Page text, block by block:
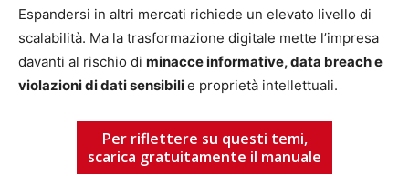
Espandersi in altri mercati richiede un elevato livello di
scalabilità. Ma la trasformazione digitale mette l’impresa
davanti al rischio di minacce informative, data breach e
violazioni di dati sensibilie proprietà intellettuali.
Per riflettere su questi temi,
scarica gratuitamente il manuale